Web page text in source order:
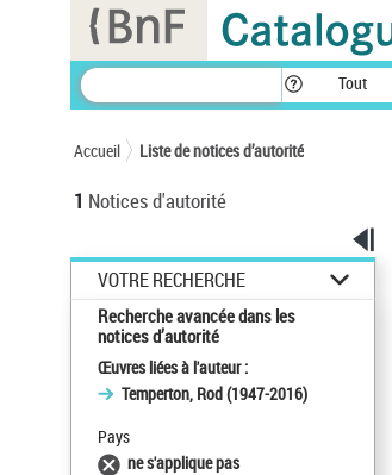
Tout
Accueil Liste de notices d’autorité
1 Notices d'autorité
VOTRE RECHERCHE
Recherche avancée dans les
notices d’autorité
Œuvres liées à l'auteur :
Temperton, Rod (1947-2016)
Pays
ne s'applique pas
Panneau de gestion des cookies